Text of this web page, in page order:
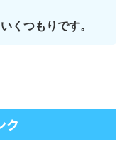
くつもりです。
ク